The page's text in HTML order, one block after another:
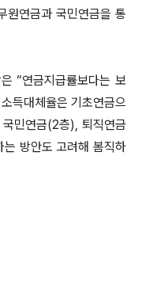
원연금과 국민연금을 통
“연금지급률보다는 보
득대체율은 기초연금으
민연금(2층), 퇴직연금
방안도 고려해 봄직하